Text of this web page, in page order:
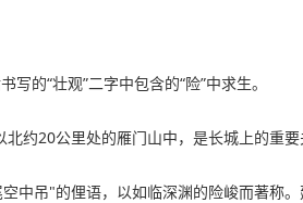
的“壮观”二字中包含的“险”中求生。
约20公里处的雁门山中，是长城上的重要
吊"的俚语，以如临深渊的险峻而著称